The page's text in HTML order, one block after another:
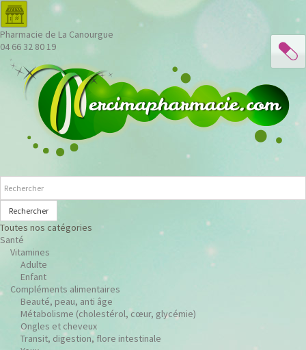
Pharmacie de La Canourgue
04 66 32 80 19
Rechercher
Toutes nos catégories
Santé
Vitamines
Adulte
Enfant
Compléments alimentaires
Beauté, peau, anti âge
Métabolisme (cholestérol, cœur, glycémie)
Ongles et cheveux
Transit, digestion, flore intestinale